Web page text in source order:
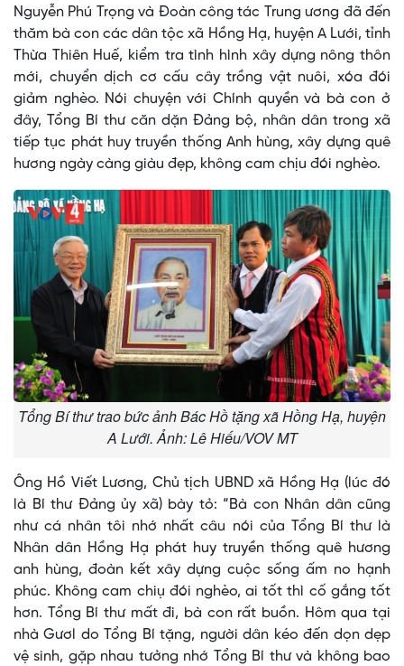
Nguyễn Phú Trọng và Đoàn công tác Trung ương đã đến
thăm bà con các dân tộc xã Hồng Hạ, huyện A Lưới, tỉnh
Thừa Thiên Huế, kiểm tra tình hình xây dựng nông thôn
mới, chuyển dịch cơ cấu cây trồng vật nuôi, xóa đói
giảm nghèo. Nói chuyện với Chính quyền và bà con ở
đây, Tổng Bí thư căn dặn Đảng bộ, nhân dân trong xã
tiếp tục phát huy truyền thống Anh hùng, xây dựng quê
hương ngày càng giàu đẹp, không cam chịu đói nghèo.
Tổng Bí thư trao bức ảnh Bác Hồ tặng xã Hồng Hạ, huyện
A Lưới. Ảnh: Lê Hiếu/VOV MT
Ông Hồ Viết Lương, Chủ tịch UBND xã Hồng Hạ (lúc đó
là Bí thư Đảng ủy xã) bày tỏ: “Bà con Nhân dân cũng
như cá nhân tôi nhớ nhất câu nói của Tổng Bí thư là
Nhân dân Hồng Hạ phát huy truyền thống quê hương
anh hùng, đoàn kết xây dựng cuộc sống ấm no hạnh
phúc. Không cam chiụ đói nghèo, ai tốt thì cố gắng tốt
hơn. Tổng Bí thư mất đi, bà con rất buồn. Hôm qua tại
nhà Gươl do Tổng Bí tặng, người dân kéo đến dọn dẹp
vệ sinh, gặp nhau tưởng nhớ Tổng Bí thư và không bao